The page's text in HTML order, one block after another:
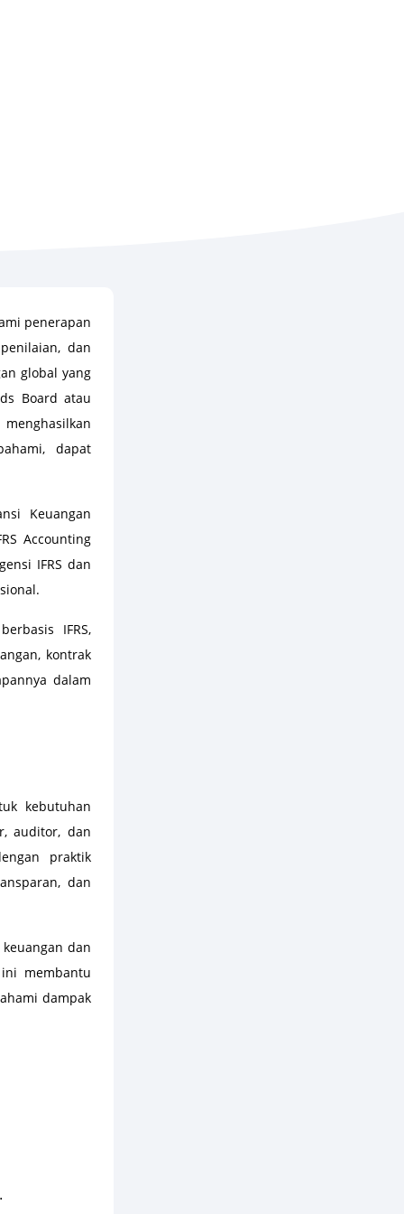
penerapan
dan
global yang
Board atau
dapat
Keuangan
Accounting
IFRS dan
IFRS,
kontrak
dalam
kebutuhan
auditor, dan
praktik
dan
dan
membantu
dampak